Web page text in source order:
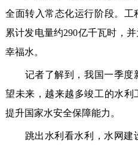
全面转入常态化运行阶段。工
累计发电量约290亿千瓦时，
幸福水。
记者了解到，我国一季度
望未来，越来越多竣工的水
提升国家水安全保障能力。
跳出水利看水利，水网建